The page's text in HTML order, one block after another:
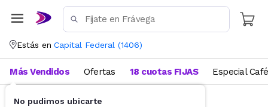
Estás en Capital Federal (1406)
No pudimos ubicarte
Más Vendidos Ofertas 18 cuotas FIJAS Especial Café
Suplementos Suplementos deportivos